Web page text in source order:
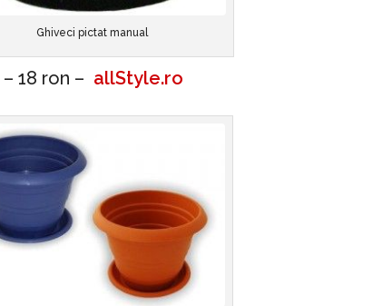
Ghiveci pictat manual
– 18 ron – allStyle.ro